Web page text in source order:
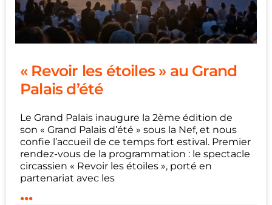
« Revoir les étoiles » au Grand
Palais d’été
Le Grand Palais inaugure la 2ème édition de
son « Grand Palais d’été » sous la Nef, et nous
confie l’accueil de ce temps fort estival. Premier
rendez-vous de la programmation : le spectacle
circassien « Revoir les étoiles », porté en
partenariat avec les
...